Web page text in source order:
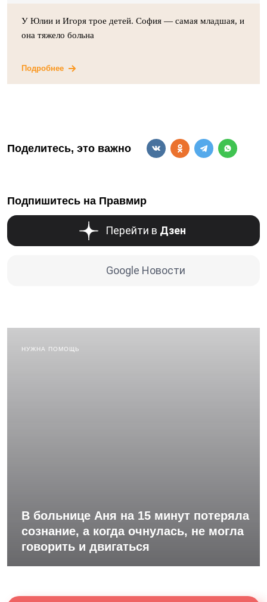
У Юлии и Игоря трое детей. София — самая младшая, и
она тяжело больна
Подробнее
Поделитесь, это важно
Подпишитесь на Правмир
Перейти в Дзен
Google Новости
НУЖНА ПОМОЩЬ
В больнице Аня на 15 минут потеряла
сознание, а когда очнулась, не могла
говорить и двигаться